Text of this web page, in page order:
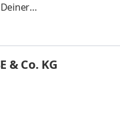
Dein
& Co. KG